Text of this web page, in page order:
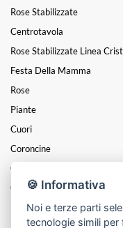
Rose Stabilizzate
Centrotavola
Rose Stabilizzate Linea
Festa Della Mamma
Rose
Piante
Cuori
Coroncine
Composizioni
Cesti
Mazzi
🍪 Informativa
Noi e terze parti
tecnologie simili per